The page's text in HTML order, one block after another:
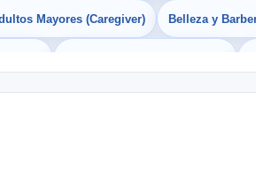
Mayores (Caregiver) Belleza y
Bilingües (English/Spanish) Sin